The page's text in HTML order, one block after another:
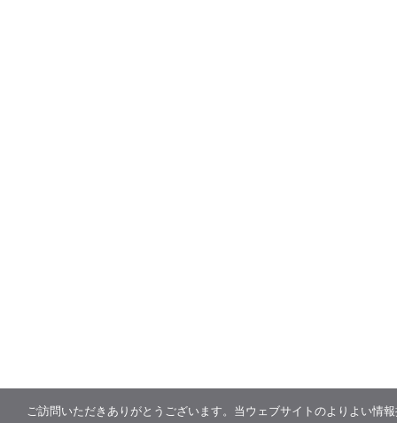
ご訪問いただきありがとうございます。当ウェブサイトのよりよい